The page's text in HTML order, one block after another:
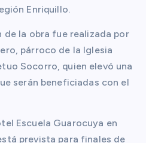
Enriquillo.
de la obra fue realizada por
párroco de la Iglesia
Socorro, quien elevó una
serán beneficiadas con el
Escuela Guarocuya en
prevista para finales de